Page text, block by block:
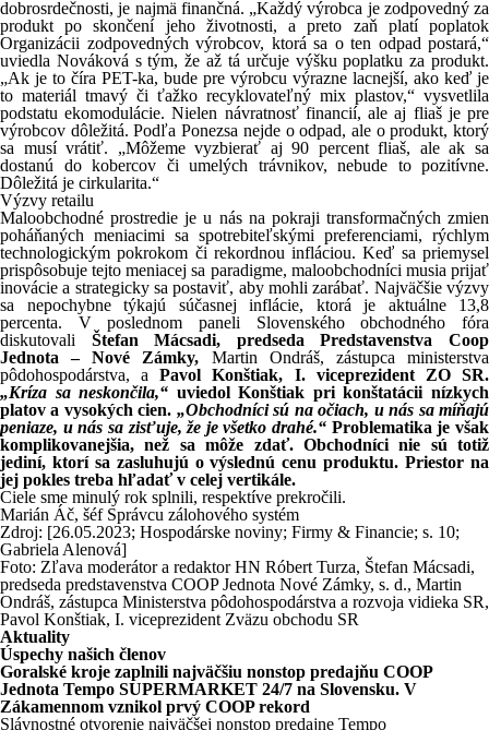
dobrosrdečnosti, je najmä finančná. „Každý výrobca je zodpovedný za
produkt po skončení jeho životnosti, a preto zaň platí poplatok
Organizácii zodpovedných výrobcov, ktorá sa o ten odpad postará,“
uviedla Nováková s tým, že až tá určuje výšku poplatku za produkt.
„Ak je to číra PET-ka, bude pre výrobcu výrazne lacnejší, ako keď je
to materiál tmavý či ťažko recyklovateľný mix plastov,“ vysvetlila
podstatu ekomodulácie. Nielen návratnosť financií, ale aj fliaš je pre
výrobcov dôležitá. Podľa Ponezsa nejde o odpad, ale o produkt, ktorý
sa musí vrátiť. „Môžeme vyzbierať aj 90 percent fliaš, ale ak sa
dostanú do kobercov či umelých trávnikov, nebude to pozitívne.
Dôležitá je cirkularita.“
Výzvy retailu
Maloobchodné prostredie je u nás na pokraji transformačných zmien
poháňaných meniacimi sa spotrebiteľskými preferenciami, rýchlym
technologickým pokrokom či rekordnou infláciou. Keď sa priemysel
prispôsobuje tejto meniacej sa paradigme, maloobchodníci musia prijať
inovácie a strategicky sa postaviť, aby mohli zarábať. Najväčšie výzvy
sa nepochybne týkajú súčasnej inflácie, ktorá je aktuálne 13,8
percenta. V poslednom paneli Slovenského obchodného fóra
diskutovali Štefan Mácsadi, predseda Predstavenstva Coop
Jednota – Nové Zámky, Martin Ondráš, zástupca ministerstva
pôdohospodárstva, aPavol Konštiak, I. viceprezident ZO SR.
„Kríza sa neskončila,“ uviedol Konštiak pri konštatácii nízkych
platov a vysokých cien. „Obchodníci sú na očiach, u nás sa míňajú
peniaze, u nás sa zisťuje, že je všetko drahé.“ Problematika je však
komplikovanejšia, než sa môže zdať. Obchodníci nie sú totiž
jediní, ktorí sa zasluhujú o výslednú cenu produktu. Priestor na
jej pokles treba hľadať v celej vertikále.
Ciele sme minulý rok splnili, respektíve prekročili.
Marián Áč, šéf Správcu zálohového systém
Zdroj: [26.05.2023; Hospodárske noviny; Firmy & Financie; s. 10;
Gabriela Alenová]
Foto: Zľava moderátor a redaktor HN Róbert Turza, Štefan Mácsadi,
predseda predstavenstva COOP Jednota Nové Zámky, s. d., Martin
Ondráš, zástupca Ministerstva pôdohospodárstva a rozvoja vidieka SR,
Pavol Konštiak, I. viceprezident Zväzu obchodu SR
Aktuality
Úspechy našich členov
Goralské kroje zaplnili najväčšiu nonstop predajňu COOP
Jednota Tempo SUPERMARKET 24/7 na Slovensku. V
Zákamennom vznikol prvý COOP rekord
Slávnostné otvorenie najväčšej nonstop predajne Tempo